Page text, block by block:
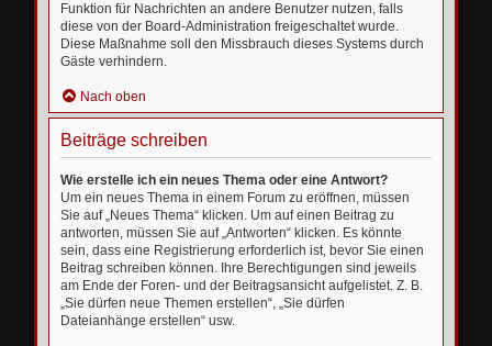
Funktion für Nachrichten an andere Benutzer nutzen, falls
diese von der Board-Administration freigeschaltet wurde.
Diese Maßnahme soll den Missbrauch dieses Systems durch
Gäste verhindern.
Nach oben
Beiträge schreiben
Wie erstelle ich ein neues Thema oder eine Antwort?
Um ein neues Thema in einem Forum zu eröffnen, müssen
Sie auf „Neues Thema“ klicken. Um auf einen Beitrag zu
antworten, müssen Sie auf „Antworten“ klicken. Es könnte
sein, dass eine Registrierung erforderlich ist, bevor Sie einen
Beitrag schreiben können. Ihre Berechtigungen sind jeweils
am Ende der Foren- und der Beitragsansicht aufgelistet. Z. B.
„Sie dürfen neue Themen erstellen“, „Sie dürfen
Dateianhänge erstellen“ usw.